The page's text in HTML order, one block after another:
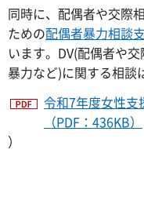
同時に、配偶者や交際
ための配偶者暴力相談
います。DV(配偶者や
暴力など)に関する相談
令和7年度女性支
（PDF：436KB）
）